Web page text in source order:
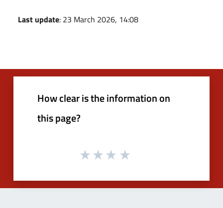
Last update: 23 March 2026, 14:08
How clear is the information on
this page?